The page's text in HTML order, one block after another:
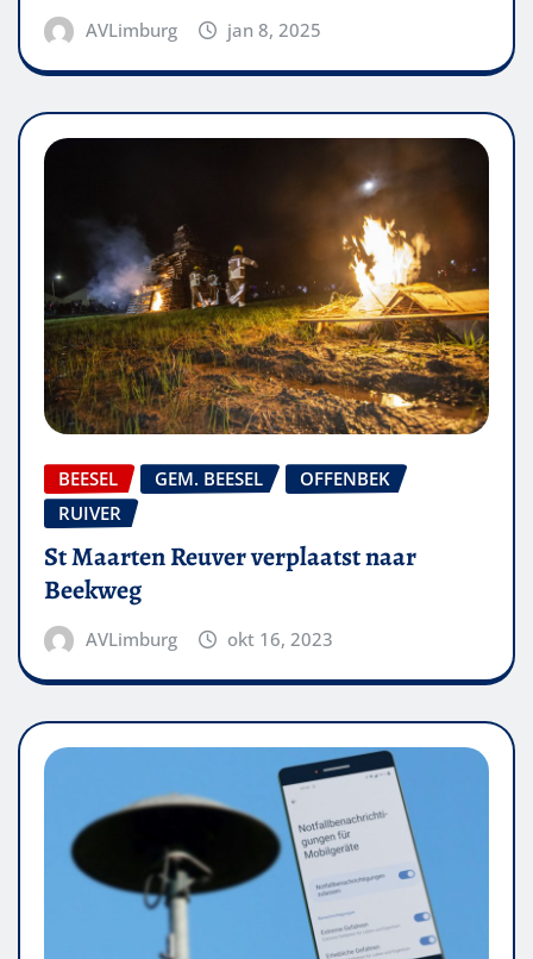
AVLimburg jan 8, 2025
BEESEL GEM. BEESEL
OFFENBEK
RUIVER
St Maarten Reuver verplaatst naar
Beekweg
AVLimburg okt 16, 2023